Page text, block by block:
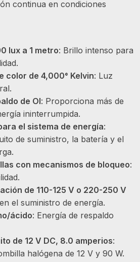
continua en condiciones
lux a 1 metro: Brillo intenso para
color de 4,000° Kelvin: Luz
de OI: Proporciona más de
ininterrumpida.
el sistema de energía:
de suministro, la batería y el
con mecanismos de bloqueo:
de 110-125 V o 220-250 V
el suministro de energía.
ácido: Energía de respaldo
de 12 V DC, 8.0 amperios:
halógena de 12 V y 90 W.